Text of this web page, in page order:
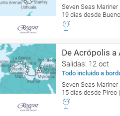
Seven Seas Mariner
19 días desde
De Acrópolis a
Salidas: 12 oct
Todo incluido a
Seven Seas Mariner
15 días desde Pireo